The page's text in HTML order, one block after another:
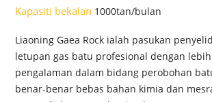
Kapasiti bekalan 1000tan/bulan
Liaoning Gaea Rock ialah pasukan
letupan gas batu profesional dengan
pengalaman dalam bidang perobohan
benar-benar bebas bahan kimia dan